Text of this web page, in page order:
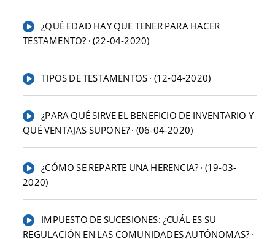
¿QUÉ EDAD HAY QUE TENER PARA HACER
TESTAMENTO? · (22-04-2020)
TIPOS DE TESTAMENTOS · (12-04-2020)
¿PARA QUÉ SIRVE EL BENEFICIO DE INVENTARIO Y
QUÉ VENTAJAS SUPONE? · (06-04-2020)
¿CÓMO SE REPARTE UNA HERENCIA? · (19-03-
2020)
IMPUESTO DE SUCESIONES: ¿CUÁL ES SU
REGULACIÓN EN LAS COMUNIDADES AUTÓNOMAS? ·